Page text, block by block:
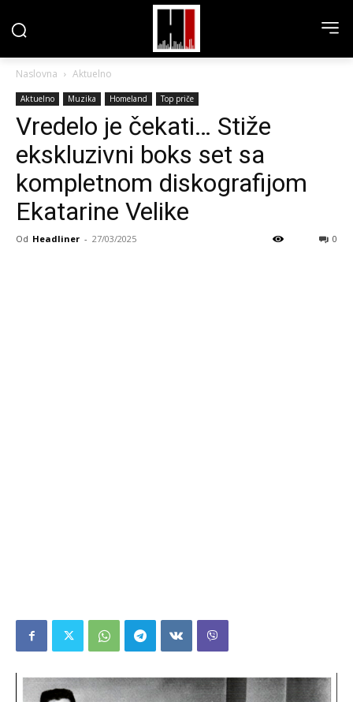
Naslovna Aktuelno
Aktuelno Muzika Homeland Top priče
Vredelo je čekati… Stiže
ekskluzivni boks set sa
kompletnom diskografijom
Ekatarine Velike
Od Headliner - 27/03/2025 0